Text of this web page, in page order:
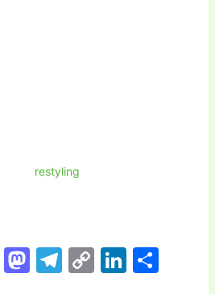
restyling
G
M T
C
Li